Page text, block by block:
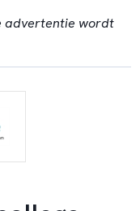
advertentie wordt